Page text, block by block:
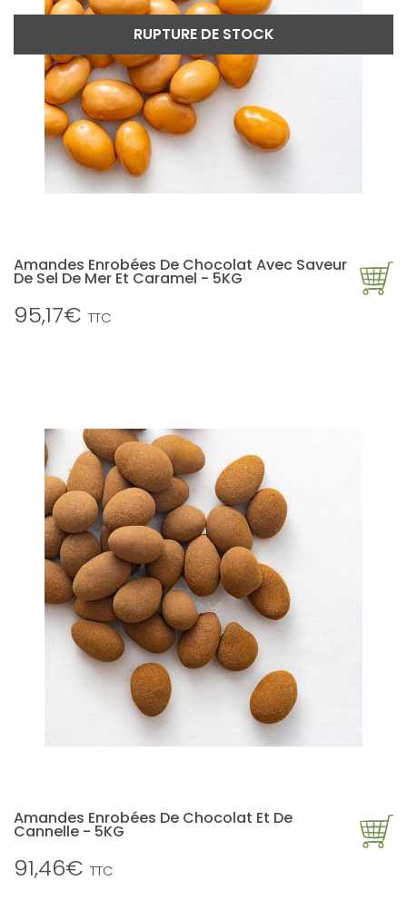
RUPTURE DE STOCK
Amandes Enrobées De Chocolat Avec Saveur
De Sel De Mer Et Caramel - 5KG
95,17€ TTC
Amandes Enrobées De Chocolat Et De
Cannelle - 5KG
91,46€ TTC